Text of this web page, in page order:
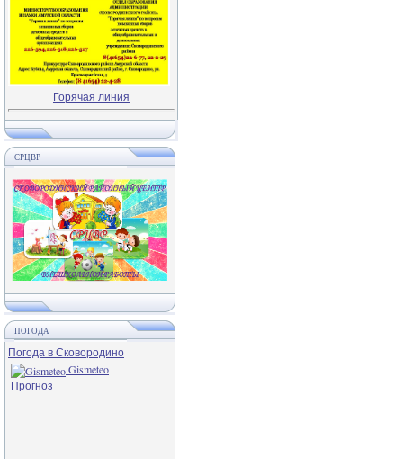
Горячая линия
СРЦВР
ПОГОДА
Погода в Сковородино
Gismeteo
Прогноз